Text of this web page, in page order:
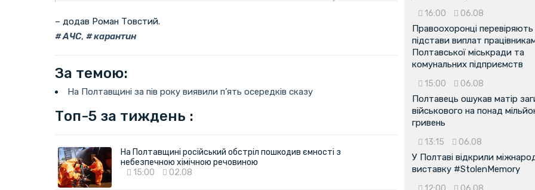
– додав Роман Товстий.
АЧС, карантин
За темою:
На Полтавщині за пів року виявили п’ять осередків сказу
Топ-5 за тиждень :
На Полтавщині російський обстріл пошкодив ємності з
небезпечною хімічною речовиною
15:00
02.08
16:00 06.08
Правоохоронці перевіряють
підстави виплат
Полтавської міськради та
комунальних підприємств
15:00 06.08
Полтавець ошукав матір
військового на понад
гривень
13:15 06.08
У Полтаві відкрили
виставку #StolenMemory